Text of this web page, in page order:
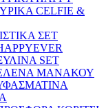
CELFIE &
ΣΕΤ
SET
ΜΑΝΑΚΟΥ